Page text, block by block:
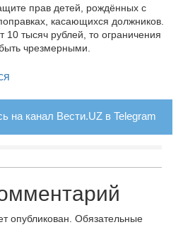
прав детей, рождённых с
касающихся должников.
тысяч рублей, то ограничения
чрезмерными.
на канал Вести.UZ в Telegram
опубликован. Обязательные